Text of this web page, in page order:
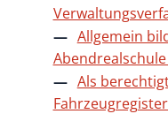
Allgemein
Als